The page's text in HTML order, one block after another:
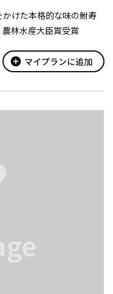
けた本格的な味の鮒寿
林水産大臣賞受賞
add_circle マイプランに追加